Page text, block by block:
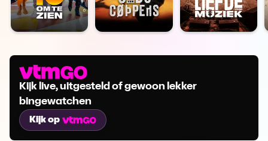
Kijk live, uitgesteld of gewoon lekker
bingewatchen
Kijk op